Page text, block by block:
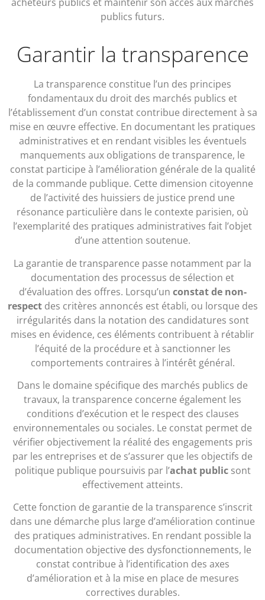
publics futurs.
Garantir la transparence
La transparence constitue l’un des principes
fondamentaux du droit des marchés publics et
l’établissement d’un constat contribue directement à sa
mise en œuvre effective. En documentant les pratiques
administratives et en rendant visibles les éventuels
manquements aux obligations de transparence, le
constat participe à l’amélioration générale de la qualité
de la commande publique. Cette dimension citoyenne
de l’activité des huissiers de justice prend une
résonance particulière dans le contexte parisien, où
l’exemplarité des pratiques administratives fait l’objet
d’une attention soutenue.
La garantie de transparence passe notamment par la
documentation des processus de sélection et
d’évaluation des offres. Lorsqu’un constat de non-
respectdes critères annoncés est établi, ou lorsque des
irrégularités dans la notation des candidatures sont
mises en évidence, ces éléments contribuent à rétablir
l’équité de la procédure et à sanctionner les
comportements contraires à l’intérêt général.
Dans le domaine spécifique des marchés publics de
travaux, la transparence concerne également les
conditions d’exécution et le respect des clauses
environnementales ou sociales. Le constat permet de
vérifier objectivement la réalité des engagements pris
par les entreprises et de s’assurer que les objectifs de
politique publique poursuivis par l’achat publicsont
effectivement atteints.
Cette fonction de garantie de la transparence s’inscrit
dans une démarche plus large d’amélioration continue
des pratiques administratives. En rendant possible la
documentation objective des dysfonctionnements, le
constat contribue à l’identification des axes
d’amélioration et à la mise en place de mesures
correctives durables.